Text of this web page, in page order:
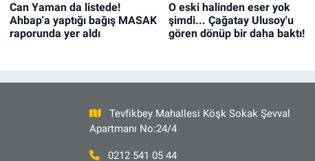
Can Yaman da listede!
Ahbap'a yaptığı bağış MASAK
raporunda yer aldı
O eski halinden eser yok
şimdi... Çağatay Ulusoy'u
gören dönüp bir daha baktı!
Tevfikbey Mahallesi Köşk Sokak Şevval
Apartmanı No:24/4
0212 541 05 44